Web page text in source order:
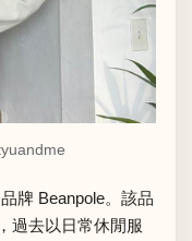
牌 Beanpole。該品
過去以日常休閒服